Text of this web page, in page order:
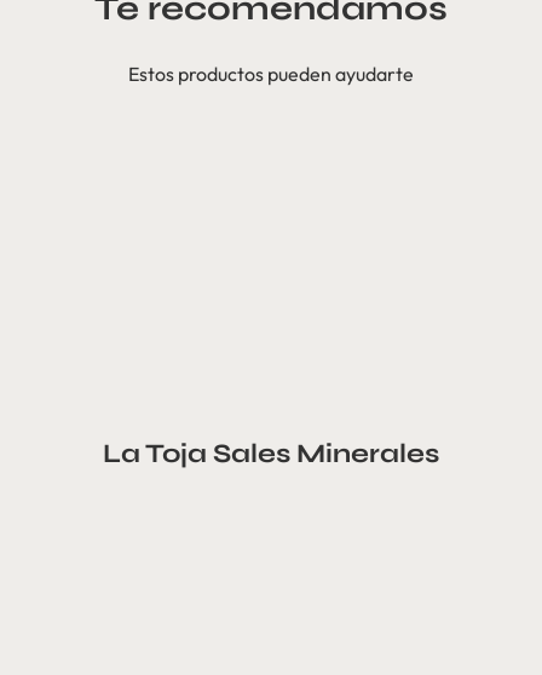
Te recomendamos
Estos productos pueden ayudarte
La Toja Sales Minerales